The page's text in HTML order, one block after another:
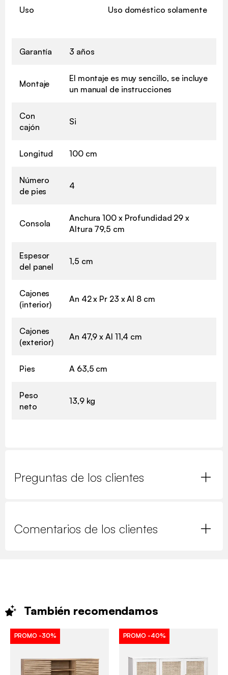
Uso Uso doméstico solamente
Garantía 3 años
Montaje
El montaje es muy sencillo, se incluye
un manual de instrucciones
Con
cajón
Si
Longitud 100 cm
Número
de pies
4
Consola
Anchura 100 x Profundidad 29 x
Altura 79,5 cm
Espesor
del panel
1,5 cm
Cajones
(interior)
An 42 x Pr 23 x Al 8 cm
Cajones
(exterior)
An 47,9 x Al 11,4 cm
Pies A 63,5 cm
Peso
neto
13,9 kg
Preguntas de los clientes
Comentarios de los clientes
También recomendamos
PROMO -30% PROMO -40%